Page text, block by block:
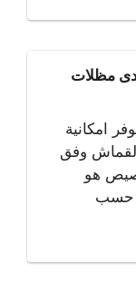
مظلات
امكانية
وفق
هو
حسب